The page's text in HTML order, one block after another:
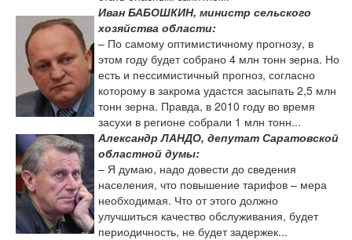
Иван БАБОШКИН, министр сельского
хозяйства области:
– По самому оптимистичному прогнозу, в
этом году будет собрано 4 млн тонн зерна. Но
есть и пессимистичный прогноз, согласно
которому в закрома удастся засыпать 2,5 млн
тонн зерна. Правда, в 2010 году во время
засухи в регионе собрали 1 млн тонн...
Александр ЛАНДО, депутат Саратовской
областной думы:
– Я думаю, надо довести до сведения
населения, что повышение тарифов – мера
необходимая. Что от этого должно
улучшиться качество обслуживания, будет
периодичность, не будет задержек...